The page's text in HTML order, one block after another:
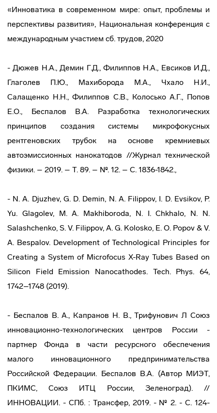
«Инноватика в современном мире: опыт, проблемы и
перспективы развития», Национальная конференция с
международным участием сб. трудов, 2020
- Дюжев Н.А., Демин Г.Д., Филиппов Н.А., Евсиков И.Д.,
Глаголев П.Ю., Махиборода М.А., Чхало Н.И.,
Салащенко Н.Н., Филиппов С.В., Колосько А.Г., Попов
Е.О., Беспалов B.A. Разработка технологических
принципов создания системы микрофокусных
рентгеновских трубок на основе кремниевых
автоэмиссионных нанокатодов //Журнал технической
физики. – 2019. – Т. 89. – №. 12. – С. 1836-1842.,
- N. A. Djuzhev, G. D. Demin, N. A. Filippov, I. D. Evsikov, P.
Yu. Glagolev, M. A. Makhiboroda, N. I. Chkhalo, N. N.
Salashchenko, S. V. Filippov, A. G. Kolosko, E. O. Popov & V.
A. Bespalov. Development of Technological Principles for
Creating a System of Microfocus X-Ray Tubes Based on
Silicon Field Emission Nanocathodes. Tech. Phys. 64,
1742–1748 (2019).
- Беспалов В. А., Капранов Н. В., Трифунович Л Союз
инновационно-технологических центров России -
партнер Фонда в части ресурсного обеспечения
малого инновационного предпринимательства
Российской Федерации. Беспалов В.А. (Автор МИЭТ,
ПКИМС, Союз ИТЦ России, Зеленоград). //
ИННОВАЦИИ. - СПб. : Трансфер, 2019. - № 2. - С. 124-